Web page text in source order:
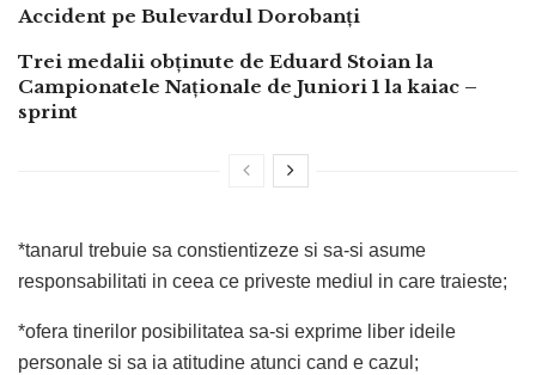
Accident pe Bulevardul Dorobanți
Trei medalii obținute de Eduard Stoian la
Campionatele Naționale de Juniori 1 la kaiac –
sprint
*tanarul trebuie sa constientizeze si sa-si asume
responsabilitati in ceea ce priveste mediul in care traieste;
*ofera tinerilor posibilitatea sa-si exprime liber ideile
personale si sa ia atitudine atunci cand e cazul;